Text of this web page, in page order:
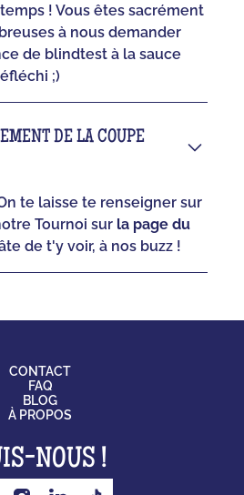
! Vous êtes sacrément
à nous demander
de blindtest à la sauce
;)
DE LA COUPE
te laisse te renseigner sur
Tournoi sur la page du
de t'y voir, à nos buzz !
CONTACT
FAQ
BLOG
À PROPOS
NOUS !